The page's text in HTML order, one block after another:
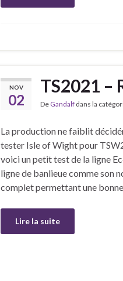
NOV
02
TS2021 –
De Gandalf dans la
La production ne faiblit
tester Isle of Wight pour TSW2
voici un petit test de la ligne
ligne de banlieue comme son
complet permettant une bonne
Lire la suite